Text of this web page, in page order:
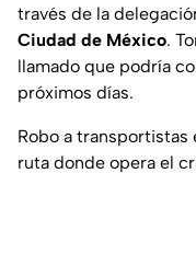
través de la
Ciudad de México.
llamado que podría
próximos días.
Robo a transportistas
ruta donde opera el